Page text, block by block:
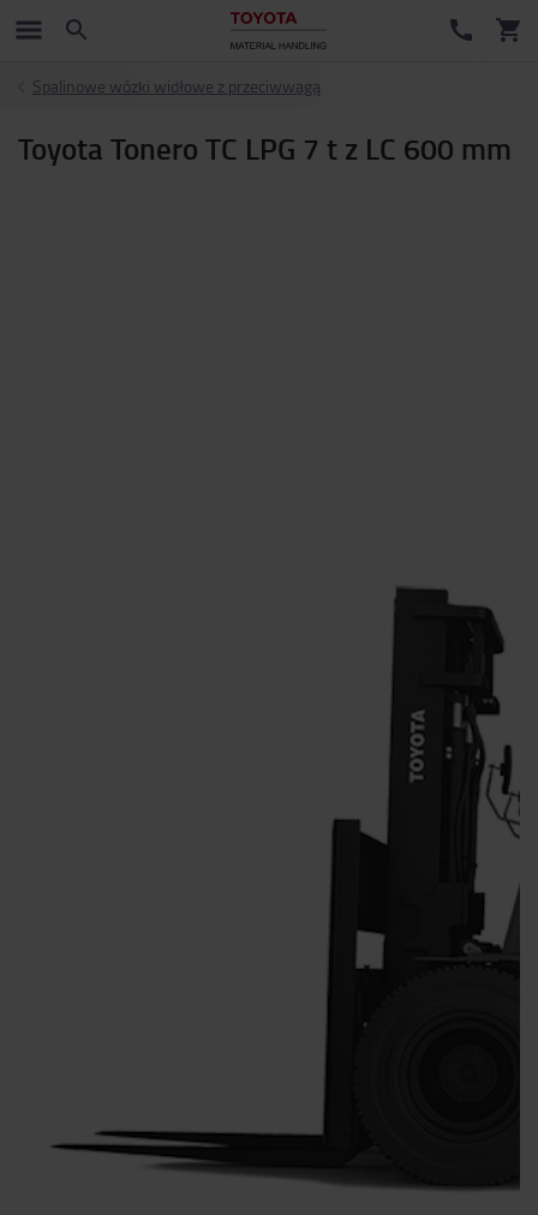
Spalinowe wózki widłowe z przeciwwagą
Toyota Tonero TC LPG 7 t z LC 600 mm